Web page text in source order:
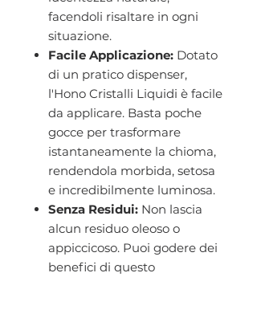
facendoli risaltare in ogni
situazione.
Facile Applicazione: Dotato
di un pratico dispenser,
l'Hono Cristalli Liquidi è facile
da applicare. Basta poche
gocce per trasformare
istantaneamente la chioma,
rendendola morbida, setosa
e incredibilmente luminosa.
Senza Residui: Non lascia
alcun residuo oleoso o
appiccicoso. Puoi godere dei
benefici di questo